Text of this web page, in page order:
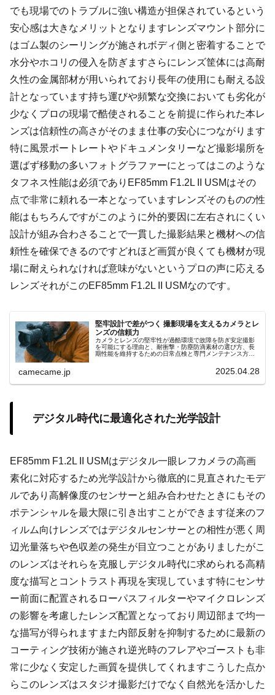
でも現場でのトラブルに強い構造が担保されているという
安心感は大きなメリットとなりますレンズマウント部分に
はゴム製のシーリングが施されボディ側と密着することで
水分やホコリの侵入を防ぎますさらにレンズ筐体には高耐
久性の金属部材が用いられており長年の使用にも耐える設
計となっています持ち運びや頻繁な交換においても劣化が
少なくプロの現場で酷使されることを前提に作られた本レ
ンズは信頼性の高さがそのまま仕事の安心につながります
特に風景ポートレートやドキュメンタリーなど撮影場所を
選ばず移動の多いフォトグラファーにとってはこのような
タフネス性能は必須でありEF85mm F1.2L II USMはその
点で非常に頼れる一本となっていますレンズそのものの性
能はもちろんですがこのように外的要因に左右されにくい
設計が組み合わさることで一貫した撮影結果と機材への信
頼性を確保できるのですどれほど画質が良くても機材が現
場に耐えられなければ意味がないというプロの声に応える
レンズそれがこのEF85mm F1.2L II USMなのです。
堅牢設計で差がつく 撮影現場を支えるカメラとレ
ンズの信頼力
カメラとレンズの堅牢性が過酷環境で故障を防ぎ安定撮影
を可能にする理由と、耐衝撃・防塵防滴素材の選び方、長
期性能を維持するための日常点検と専門メンテナンス方
camecame.jp 2025.04.28
デジタル時代に最適化された光学設計
EF85mm F1.2L II USMはデジタル一眼レフカメラの高画
素化に対応するため光学設計から徹底的に見直されたモデ
ルであり高解像度のセンサーと組み合わせたときにもその
ポテンシャルを最大限に引き出すことができます従来のフ
ィルム向けレンズではデジタルセンサーとの相性が悪く周
辺光量落ちや色収差の発生が目立つことがありましたがこ
のレンズはそれらを克服しデジタル時代に求められる高精
度な描写とコントラスト再現を実現しています特にセンサ
ー前面に配置されるローパスフィルターやマイクロレンズ
の影響を考慮したレンズ配置となっており周辺部まで均一
な描写が得られますまた内部反射を抑制するために最新の
コーティング技術が施され逆光時のフレアやゴーストも非
常に少なく安定した画質を提供してくれますこうした点か
らこのレンズはスタジオ撮影だけでなく自然光を活かした